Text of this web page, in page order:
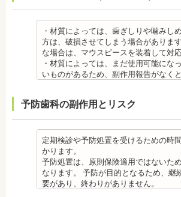
のケアをすることも役立ちます。
・矯正中に虫歯が悪化した場合は、矯
歯の治療をする、もしくは、矯正中に
して治療を行う必要が生じることがあ
・基本的に、矯正中には虫歯や歯周病
ません。そのため矯正前にこれらの治
合は、一般的な歯科医院で、事前に虫歯
治療を行う必要があることもあります。
す。その程度に個人差があります。
・矯正終了して数か月から数年経過する
せが悪くなる可能性があります。噛み
なると、咀嚼障害の場合は、噛み合わ
います、頭痛、肩こりを招く事があり
・抜歯する場合は麻酔注射を行います
は、成分に心拍数、血圧を上げる作用
あるため、心臓や血圧に問題がある方
と、動悸、血圧上昇を起こす場合があ
た、頬を噛んでもわからなかったり、
んでもわからないため、口腔内を傷つ
さらに、麻酔によって悪心、嘔吐、アレ
・矯正中、虫歯が悪化する場合がありま
了後に虫歯の治療をする場合と器具を
歯の治療を行う場合があります。
・矯正治療中、矯正装置の周りなど、
（歯磨き）しにくい部分ができるため
炎のリスクが高くなります。間食を控
い。矯正装置を装着したあとに、皮膚
にアレルギー症状が起きた場合は、速
師の指示を仰いでください。
抜歯・麻酔
・矯正をしたい箇所に十分なスペース
は、抜歯を必要とする場合もあります
痛みを感じることもありますので、歯科
ため、心臓や血圧に問題がある方が使
悸、血圧上昇を起こす場合があります
噛んでもわからなかったり、熱いものを
からないため、口腔内を傷つけるリス
す。さらに、麻酔によって悪心、嘔吐
反応が起こることもあります。
る場合があります。手術した時に感染
膿症になる場合があります。この場合
ントを除去する場合もあります。また
療には耳鼻咽喉科にて治療が必要な場
す。
・インプラントは、入れ歯の治療とは
手術を行う必要があります。手術によ
けられない場合もあります。免疫力や抵
足りない方、喫煙者の方は、事前に生
善、治療が必要となる場合があります。
・インプラント術後すぐには違和感が
み、腫れ、出血などが発生する場合が
これらの症状の多くについては一時的な
くの場合2～3日で治まります。
・材質によっては、歯ぎしりや噛みし
方は、破損させてしまう場合がありま
な場合は、マウスピースを装着して対応
・材質によっては、まだ使用可能にな
いものがあるため、副作用報告がなく
・ジルコニア自体が割れてしまうのでは
を覆っているポーセレンというセラミ
しまうことのほうが多くあります。
原因のひとつとしては、ポーセレンと
クとジルコニアの密着度が、セラミック
合や金属とセラミックとの場合に比べ
場合があるからです。他にも、激しい
る人の場合、どうしてもセラミックの部
予防歯科の副作用とリスク
定期検診や予防処置を受けるための時
かります。
予防処置は、原則保険適用ではないた
なります。 予防が目的となるため、継
要があり、終わりがありません。